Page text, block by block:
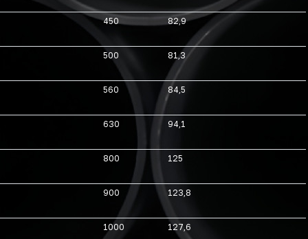
450 82,9
500 81,3
560 84,5
630 94,1
800 125
900 123,8
1000 127,6